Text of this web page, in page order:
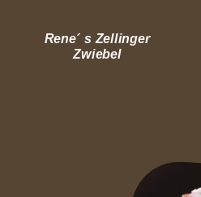
Rene´ s Zellinger
Zwiebel